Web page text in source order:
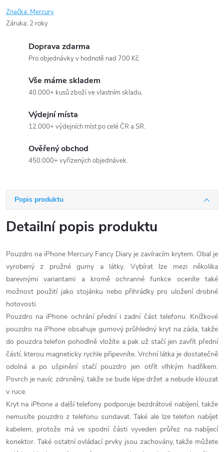
Značka: Mercury
Záruka: 2 roky
Doprava zdarma
Pro objednávky v hodnotě nad 700 Kč.
Vše máme skladem
40.000+ kusů zboží ve vlastním skladu.
Výdejní místa
12.000+ výdejních míst po celé ČR a SR.
Ověřený obchod
450.000+ vyřízených objednávek.
Popis produktu
Detailní popis produktu
Pouzdro na iPhone Mercury Fancy Diary je zavíracím krytem. Obal je
vyrobený z pružné gumy a látky. Vybírat lze mezi několika
barevnými variantami a kromě ochranné funkce oceníte také
možnost použití jako stojánku nebo přihrádky pro uložení drobné
hotovosti.
Pouzdro na iPhone ochrání přední i zadní část telefonu. Knížkové
pouzdro na iPhone obsahuje gumový průhledný kryt na záda, takže
do pouzdra telefon pohodlně vložíte a pak už stačí jen zavřít přední
částí, kterou magneticky rychle připevníte. Vrchní látka je dostatečně
odolná a po ušpinění stačí pouzdro jen otřít vlhkým hadříkem.
Povrch je navíc zdrsněný, takže se bude lépe držet a nebude klouzat
v ruce.
Kryt na iPhone a další telefony podporuje bezdrátové nabíjení, takže
nemusíte pouzdro z telefonu sundavat. Také ale lze telefon nabíjet
kabelem, protože má ve spodní části vyveden průřez na nabíjecí
konektor. Také ostatní ovládací prvky jsou zachovány, takže můžete